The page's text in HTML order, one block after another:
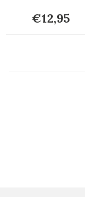
€12,95